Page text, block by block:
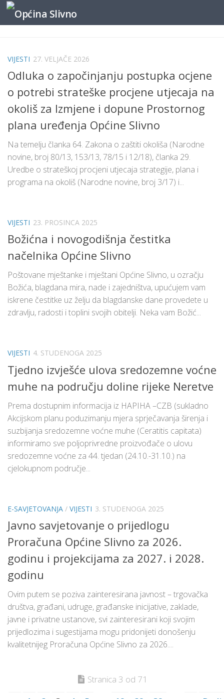
content
Skip to content
VIJESTI 27. VELJAČE 2026
Odluka o započinjanju postupka ocjene
o potrebi strateške procjene utjecaja na
okoliš za Izmjene i dopune Prostornog
plana uređenja Općine Slivno
Na temelju članka 64. Zakona o zaštiti okoliša (Narodne
novine, broj 80/13, 153/13, 78/15 i 12/18), članka 29.
Uredbe o strateškoj procjeni utjecaja strategije, plana i
programa na okoliš (Narodne novine, broj 3/17) i...
VIJESTI 23. PROSINCA 2025
Božićna i novogodišnja čestitka
načelnika Općine Slivno
Poštovane mještanke i mještani Općine Slivno, u ozračju
Božića, blagdana mira, nade i zajedništva, upućujem vam
iskrene čestitke uz želju da blagdanske dane provedete u
zdravlju, radosti i toplini svojih obitelji. Neka vam Božić...
VIJESTI 4. STUDENOGA 2025
Tjedno izvješće ulova sredozemne voćne
muhe na području doline rijeke Neretve
Prema dostupnim informacija iz HAPIHA –CZB (sukladno
Akcijskom planu poduzimanju mjera sprječavanja širenja i
suzbijanja sredozemne voćne muhe (Ceratitis capitata)
informiramo sve poljoprivredne proizvođače o ulovu
sredozemne voćne za 44. tjedan (24.10.-31.10.) na
cjelokupnom područje...
E-SAVJETOVANJA / VIJESTI 3. STUDENOGA 2025
Javno savjetovanje o prijedlogu
Proračuna Općine Slivno za 2026.
godinu i projekcijama za 2027. i 2028.
godinu
Ovim putem se poziva zainteresirana javnost – trgovačka
društva, građani, udruge, građanske inicijative, zaklade,
javne i privatne ustanove, svi zainteresirani koji svojim
prijedlozima i sugestijama mogu pridonijeti donošenju
kvalitetnijeg Proračuna Općine Slivno za 2026....
Stranica 3 od 71